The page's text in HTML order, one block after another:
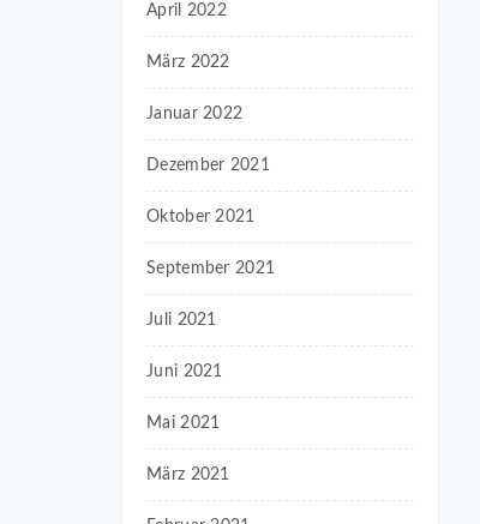
April 2022
März 2022
Januar 2022
Dezember 2021
Oktober 2021
September 2021
Juli 2021
Juni 2021
Mai 2021
März 2021